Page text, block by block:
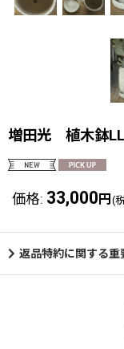
増田光 植木鉢LL
価格: 33,000 円 (
返品特約に関する重